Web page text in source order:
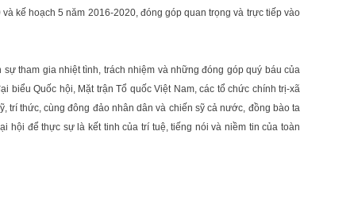
kế hoạch 5 năm 2016-2020, đóng góp quan trọng và trực tiếp vào
tham gia nhiệt tình, trách nhiệm và những đóng góp quý báu của
biểu Quốc hội, Mặt trận Tổ quốc Việt Nam, các tổ chức chính trị-xã
trí thức, cùng đông đảo nhân dân và chiến sỹ cả nước, đồng bào ta
để thực sự là kết tinh của trí tuệ, tiếng nói và niềm tin của toàn